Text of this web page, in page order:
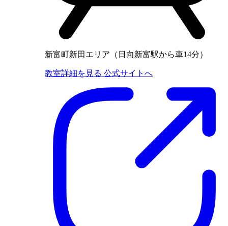
新富町新田エリア（日向新富駅から車14分）
教室詳細を見る 公式サイトへ